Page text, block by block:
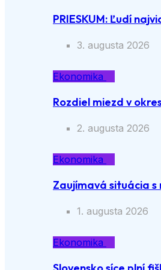
PRIESKUM: Ľudí
3. augusta 2026
Ekonomika
Rozdiel miezd v
2. augusta 2026
Ekonomika
Zaujímavá situácia
1. augusta 2026
Ekonomika